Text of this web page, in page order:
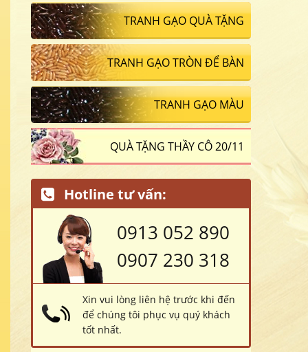
TRANH GẠO QUÀ TẶNG
TRANH GẠO TRÒN ĐỂ BÀN
TRANH GẠO MÀU
QUÀ TẶNG THẦY CÔ 20/11
Hotline tư vấn:
0913 052 890
0907 230 318
Xin vui lòng liên hệ trước khi đến
để chúng tôi phục vụ quý khách
tốt nhất.